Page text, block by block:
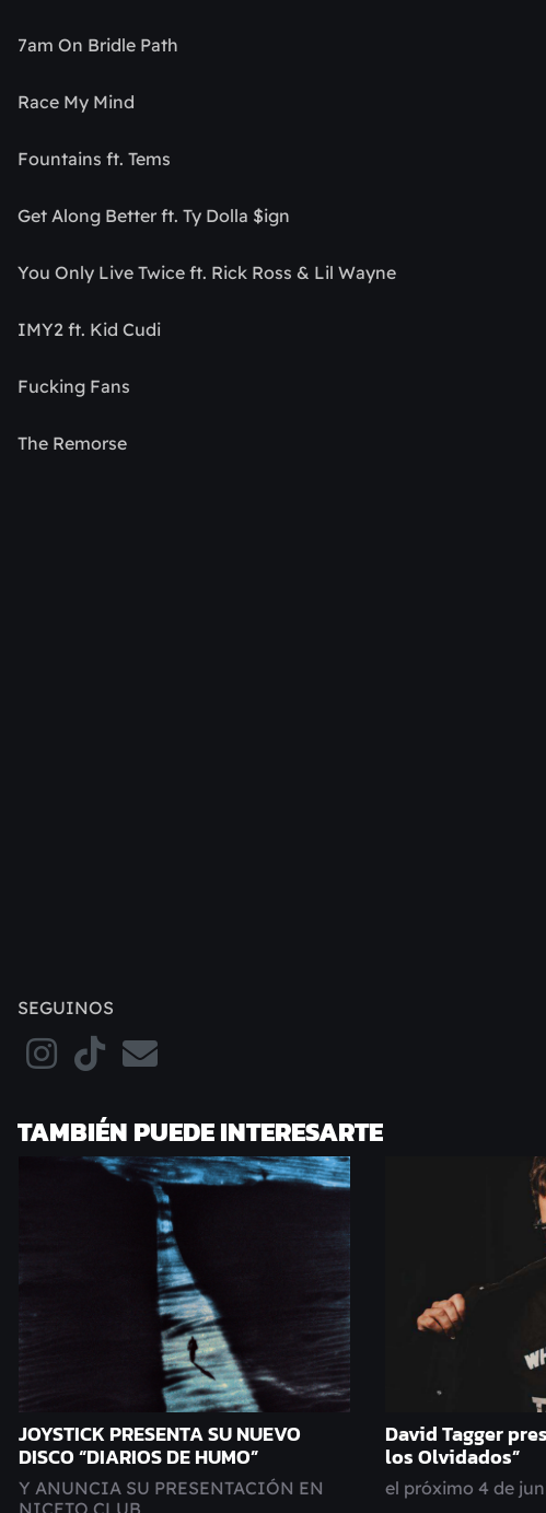
7am On Bridle Path
Race My Mind
Fountains ft. Tems
Get Along Better ft. Ty Dolla $ign
You Only Live Twice ft. Rick Ross & Lil Wayne
IMY2 ft. Kid Cudi
Fucking Fans
The Remorse
SEGUINOS
TAMBIÉN PUEDE INTERESARTE
JOYSTICK PRESENTA SU NUEVO
DISCO “DIARIOS DE HUMO”
Y ANUNCIA SU PRESENTACIÓN EN
NICETO CLUB
David Tagger
los Olvidados”
el próximo 4 de